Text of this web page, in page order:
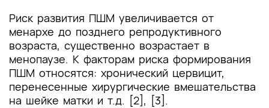
включая соответствие показаний к
применению и противопоказаний, способов
применения и доз лекарственных препаратов,
инструкции по применению лекарственного
препарата
Приложение Б. Алгоритмы действий врача
Риск развития ПШМ увеличивается от
менархе до позднего репродуктивного
возраста, существенно возрастает в
менопаузе. К факторам риска формирования
ПШМ относятся: хронический цервицит,
перенесенные хирургические вмешательства
на шейке матки и т.д. [2], [3].